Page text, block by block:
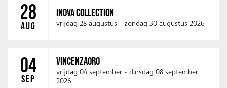
28
AUG
INOVA COLLECTION
vrijdag 28 augustus - zondag 30 augustus 2026
04
SEP
VINCENZAORO
vrijdag 04 september - dinsdag 08 september
2026